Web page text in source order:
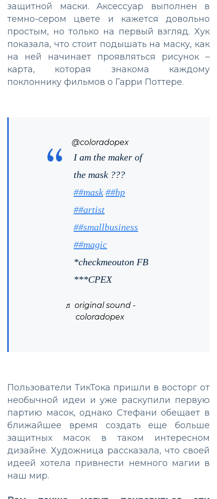
защитной маски. Аксессуар выполнен в
темно-сером цвете и кажется довольно
простым, но только на первый взгляд. Хук
показала, что стоит подышать на маску, как
на ней начинает проявляться рисунок –
карта, которая знакома каждому
поклоннику фильмов о Гарри Поттере.
@coloradopex
I am the maker of
the mask ???
##mask ##hp
##artist
##smallbusiness
##magic
*checkmeouton FB
***CPEX
♬ original sound -
coloradopex
Пользователи ТикТока пришли в восторг от
необычной идеи и уже раскупили первую
партию масок, однако Стефани обещает в
ближайшее время создать еще больше
защитных масок в таком интересном
дизайне. Художница рассказала, что своей
идеей хотела привнести немного магии в
наш мир.